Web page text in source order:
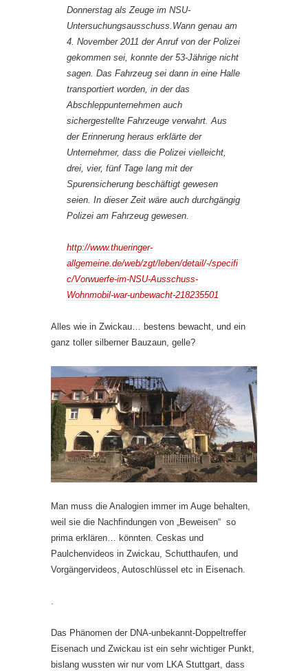
Donnerstag als Zeuge im NSU-
Untersuchungsausschuss.Wann genau am
4. November 2011 der Anruf von der Polizei
gekommen sei, konnte der 53-Jährige nicht
sagen. Das Fahrzeug sei dann in eine Halle
transportiert worden, in der das
Abschleppunternehmen auch
sichergestellte Fahrzeuge verwahrt. Aus
der Erinnerung heraus erklärte der
Unternehmer, dass die Polizei vielleicht,
drei, vier, fünf Tage lang mit der
Spurensicherung beschäftigt gewesen
seien. In dieser Zeit wäre auch durchgängig
Polizei am Fahrzeug gewesen.
http://www.thueringer-
allgemeine.de/web/zgt/leben/detail/-/specifi
c/Vorwuerfe-im-NSU-Ausschuss-
Wohnmobil-war-unbewacht-218235501
Alles wie in Zwickau… bestens bewacht, und ein
ganz toller silberner Bauzaun, gelle?
Man muss die Analogien immer im Auge behalten,
weil sie die Nachfindungen von „Beweisen“ so
prima erklären… könnten. Ceskas und
Paulchenvideos in Zwickau, Schutthaufen, und
Vorgängervideos, Autoschlüssel etc in Eisenach.
.
Das Phänomen der DNA-unbekannt-Doppeltreffer
Eisenach und Zwickau ist ein sehr wichtiger Punkt,
bislang wussten wir nur vom LKA Stuttgart, dass